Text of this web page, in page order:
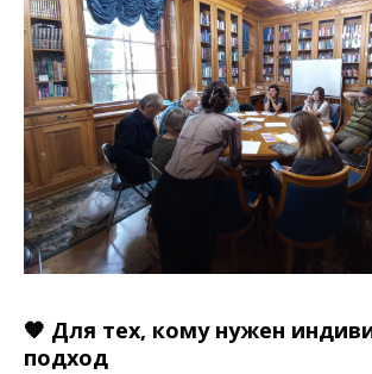
🧡 Для тех, кому нужен
подход